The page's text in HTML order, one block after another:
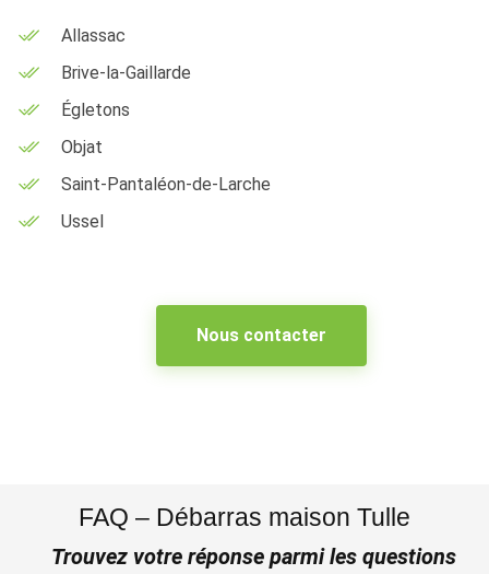
Allassac
Brive-la-Gaillarde
Égletons
Objat
Saint-Pantaléon-de-Larche
Ussel
Nous contacter
FAQ – Débarras maison Tulle
Trouvez votre réponse parmi les questions